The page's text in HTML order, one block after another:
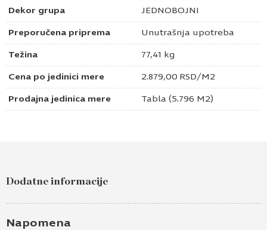
Dekor grupa JEDNOBOJNI
Preporučena priprema Unutrašnja upotreba
Težina 77,41 kg
Cena po jedinici mere 2.879,00 RSD/M2
Prodajna jedinica mere Tabla (5.796 M2)
Ime i prezime
Dodatne informacije
Napomena